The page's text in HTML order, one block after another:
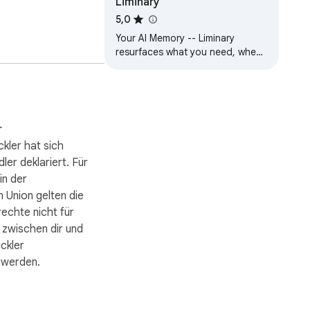
Der Kontext
und Bilibili-
zu verknüpfen.
die
hat sich
deklariert. Für
der
Union gelten die
nicht für
dir und
5,0
Your AI Memory -- Liminary
resurfaces what you need, when